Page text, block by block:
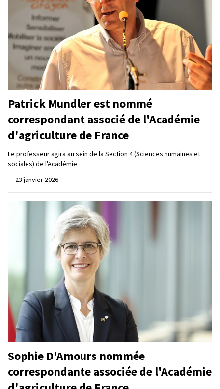
Patrick Mundler est nommé
correspondant associé de l'Académie
d'agriculture de France
Le professeur agira au sein de la Section 4 (Sciences humaines et
sociales) de l'Académie
— 23 janvier 2026
Sophie D'Amours nommée
correspondante associée de l'Académie